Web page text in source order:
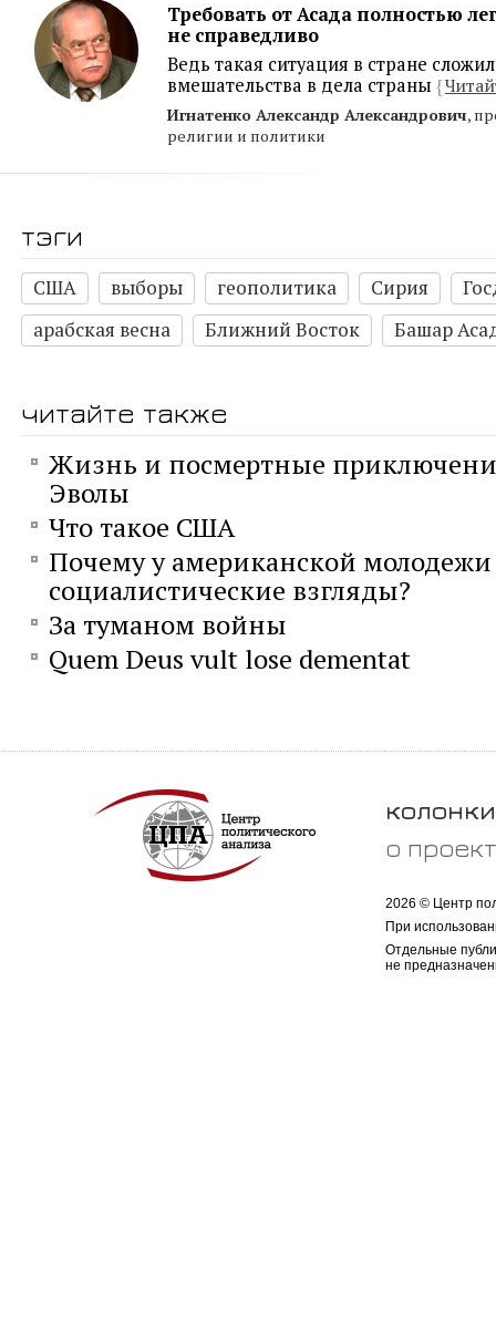
Требовать от Асада полностью
не справедливо
Ведь такая ситуация в стране
вмешательства в дела страны {
Игнатенко Александр Александрович,
религии и политики
тэги
США выборы геополитика Сирия
арабская весна
Ближний Восток Башар
читайте также
Жизнь и посмертные
Эволы
Что такое США
Почему у американской молодежи
социалистические взгляды?
За туманом войны
Quem Deus vult lose dementat
колонки
о
2026 © Центр
При
Отдельные
не